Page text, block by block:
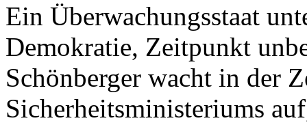
Ein Überwachungsstaat
Demokratie, Zeitpunkt
Schönberger wacht in der
Sicherheitsministeriums